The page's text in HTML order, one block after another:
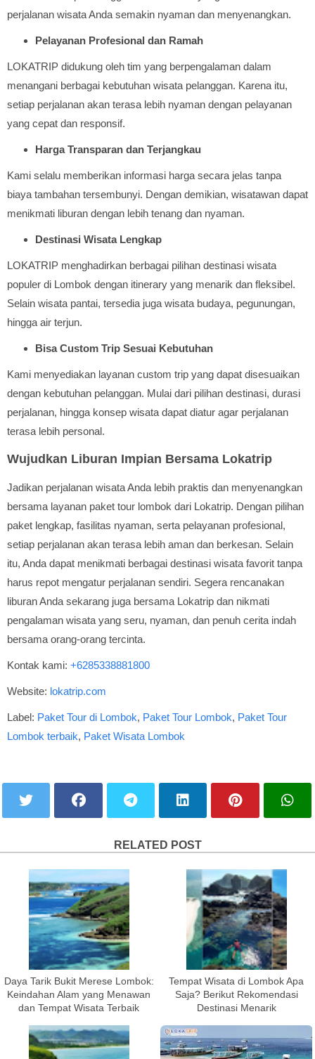
perjalanan wisata Anda semakin nyaman dan menyenangkan.
Pelayanan Profesional dan Ramah
LOKATRIP didukung oleh tim yang berpengalaman dalam
menangani berbagai kebutuhan wisata pelanggan. Karena itu,
setiap perjalanan akan terasa lebih nyaman dengan pelayanan
yang cepat dan responsif.
Harga Transparan dan Terjangkau
Kami selalu memberikan informasi harga secara jelas tanpa
biaya tambahan tersembunyi. Dengan demikian, wisatawan dapat
menikmati liburan dengan lebih tenang dan nyaman.
Destinasi Wisata Lengkap
LOKATRIP menghadirkan berbagai pilihan destinasi wisata
populer di Lombok dengan itinerary yang menarik dan fleksibel.
Selain wisata pantai, tersedia juga wisata budaya, pegunungan,
hingga air terjun.
Bisa Custom Trip Sesuai Kebutuhan
Kami menyediakan layanan custom trip yang dapat disesuaikan
dengan kebutuhan pelanggan. Mulai dari pilihan destinasi, durasi
perjalanan, hingga konsep wisata dapat diatur agar perjalanan
terasa lebih personal.
Wujudkan Liburan Impian Bersama Lokatrip
Jadikan perjalanan wisata Anda lebih praktis dan menyenangkan
bersama layanan paket tour lombok dari Lokatrip. Dengan pilihan
paket lengkap, fasilitas nyaman, serta pelayanan profesional,
setiap perjalanan akan terasa lebih aman dan berkesan. Selain
itu, Anda dapat menikmati berbagai destinasi wisata favorit tanpa
harus repot mengatur perjalanan sendiri. Segera rencanakan
liburan Anda sekarang juga bersama Lokatrip dan nikmati
pengalaman wisata yang seru, nyaman, dan penuh cerita indah
bersama orang-orang tercinta.
Kontak kami: +6285338881800
Website: lokatrip.com
Label: Paket Tour di Lombok, Paket Tour Lombok, Paket Tour
Lombok terbaik, Paket Wisata Lombok
RELATED POST
Daya Tarik Bukit Merese Lombok:
Keindahan Alam yang Menawan
dan Tempat Wisata Terbaik
Tempat Wisata di Lombok Apa
Saja? Berikut Rekomendasi
Destinasi Menarik